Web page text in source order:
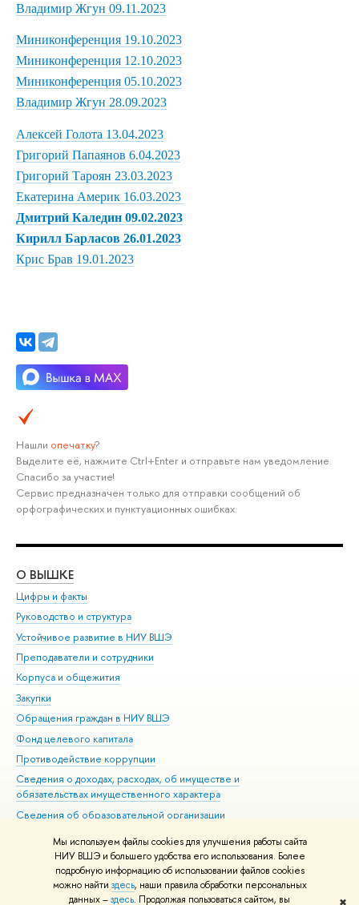
Мы используем файлы cookies для улучшения работы сайта
НИУ ВШЭ и большего удобства его использования. Более
подробную информацию об использовании файлов cookies
можно найти здесь, наши правила обработки персональных
данных –здесь. Продолжая пользоваться сайтом, вы
Владимир Жгун 09.11.2023
Миниконференция 19.10.2023
Миниконференция 12.10.2023
Миниконференция 05.10.2023
Владимир Жгун 28.09.2023
Алексей Голота 13.04.2023
Григорий Папаянов 6.04.2023
Григорий Тароян 23.03.2023
Екатерина Америк 16.03.2023
Дмитрий Каледин 09.02.2023
Кирилл Барласов 26.01.2023
Крис Брав 19.01.2023
Нашли опечатку?
Выделите её, нажмите Ctrl+Enter и отправьте нам уведомление.
Спасибо за участие!
Сервис предназначен только для отправки сообщений об
орфографических и пунктуационных ошибках.
О ВЫШКЕ
Цифры и факты
Руководство и структура
Устойчивое развитие в НИУ ВШЭ
Преподаватели и сотрудники
Корпуса и общежития
Закупки
Обращения граждан в НИУ ВШЭ
Фонд целевого капитала
Противодействие коррупции
Сведения о доходах, расходах, об имуществе и
обязательствах имущественного характера
Сведения об образовательной организации
Людям с ограниченными возможностями здоровья
Единая платежная страница
Работа в Вышке